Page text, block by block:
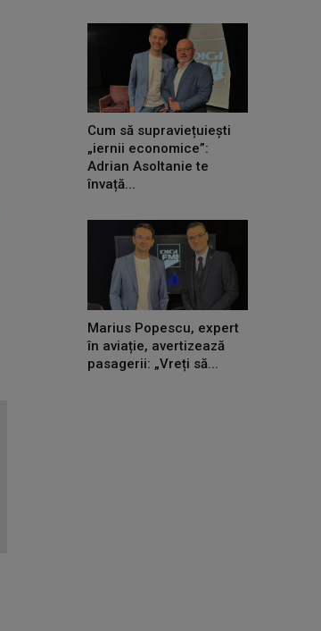
Cum să supraviețuiești
„iernii economice”:
Adrian Asoltanie te
învață...
Marius Popescu, expert
în aviație, avertizează
pasagerii: „Vreți să...